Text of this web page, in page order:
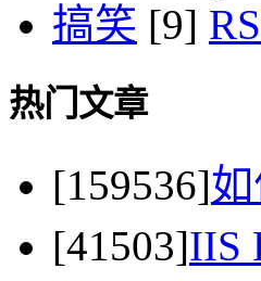
搞笑 [9]
热门文章
[159536]
[41503]IIS